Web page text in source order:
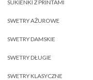
SUKIENKI Z PRINTAMI
SWETRY AŻUROWE
SWETRY DAMSKIE
SWETRY DŁUGIE
SWETRY KLASYCZNE